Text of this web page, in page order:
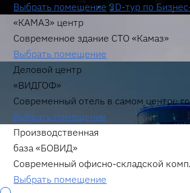
Выбрать помещение 3D-тур по
«КАМАЗ» центр
Современное здание СТО «Камаз»
Выбрать помещение
Деловой центр
«ВИДГОФ»
Современный отель в самом центре
Выбрать помещение
Производственная
база «БОВИД»
Современный офисно-складской
Выбрать помещение